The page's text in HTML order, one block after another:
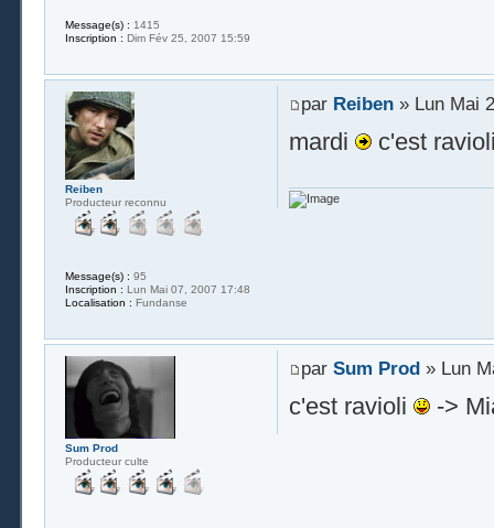
Message(s) : 1415
Inscription : Dim Fév 25, 2007 15:59
par Reiben» Lun Mai
mardi c'est
Reiben
Producteur reconnu
Message(s) : 95
Inscription : Lun Mai 07, 2007 17:48
Localisation : Fundanse
par Sum Prod» Lun
c'est ravioli ->
Sum Prod
Producteur culte